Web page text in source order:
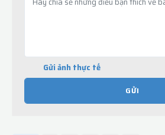
Gửi ảnh thực tế
GỬI